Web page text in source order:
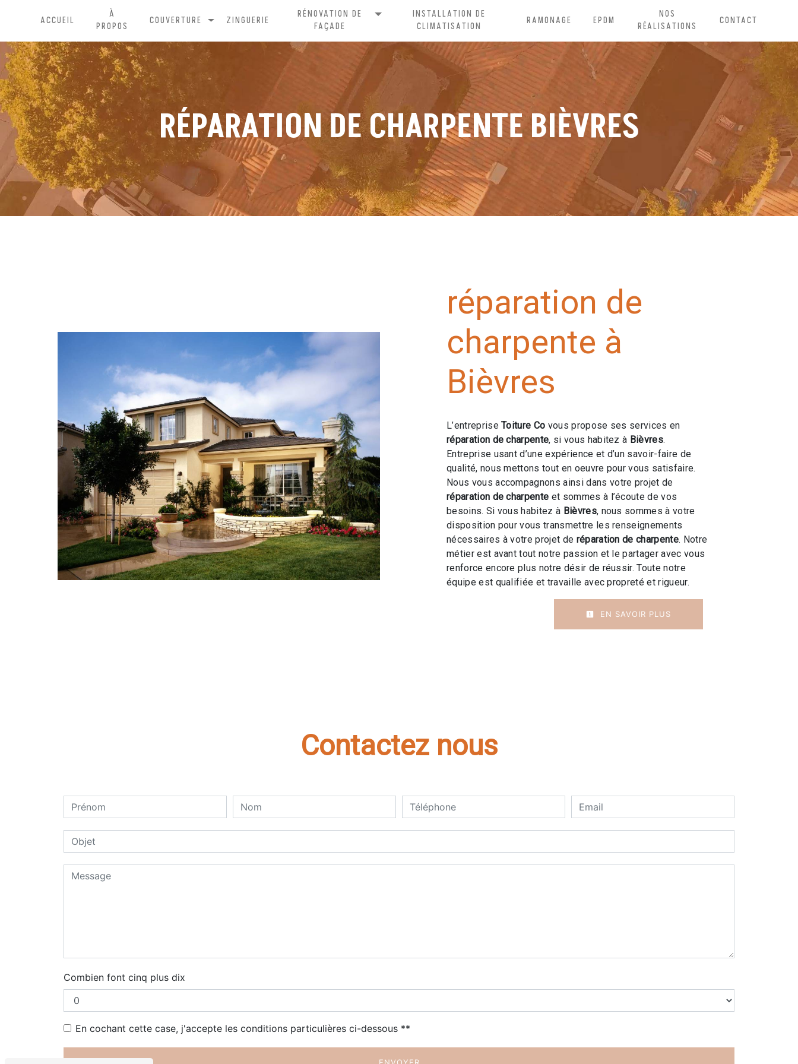
ACCUEIL
À
PROPOS
COUVERTURE ZINGUERIE
RÉNOVATION DE
FAÇADE
INSTALLATION DE
CLIMATISATION
RAMONAGE EPDM
NOS
RÉALISATIONS
CONTACT
RÉPARATION DE CHARPENTE BIÈVRES
réparation de
charpente à
Bièvres
L’entrepriseToiture Co vous propose ses services en
réparation de charpente, si vous habitez à Bièvres.
Entreprise usant d’une expérience et d’un savoir-faire de
qualité, nous mettons tout en oeuvre pour vous satisfaire.
Nous vous accompagnons ainsi dans votre projet de
réparation de charpente et sommes à l’écoute de vos
besoins. Si vous habitez à Bièvres, nous sommes à votre
disposition pour vous transmettre les renseignements
nécessaires à votre projet de réparation de charpente. Notre
métier est avant tout notre passion et le partager avec vous
renforce encore plus notre désir de réussir. Toute notre
équipe est qualifiée et travaille avec propreté et rigueur.
EN SAVOIR PLUS
Contactez nous
Combien font cinq plus dix
En cochant cette case, j'accepte les conditions particulières ci-dessous **
Panneau de gestion des cookies